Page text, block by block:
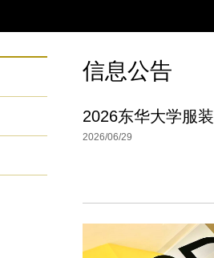
信息公告
2026东华大学服
2026/06/29